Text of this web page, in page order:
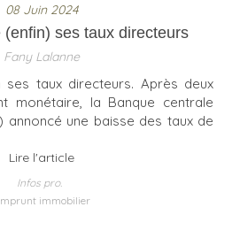
08 Juin 2024
(enfin) ses taux directeurs
Fany Lalanne
ses taux directeurs. Après deux
monétaire, la Banque centrale
annoncé une baisse des taux de
Lire l'article
Infos pro.
immobilier